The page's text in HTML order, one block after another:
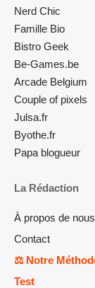
Nerd Chic
Famille Bio
Bistro Geek
Be-Games.be
Arcade Belgium
Couple of pixels
Julsa.fr
Byothe.fr
Papa blogueur
La Rédaction
À propos de nous
Contact
⚖️ Notre
Test